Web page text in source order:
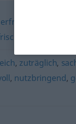
erfreulich
, zuträglich,
, nutzbringend,